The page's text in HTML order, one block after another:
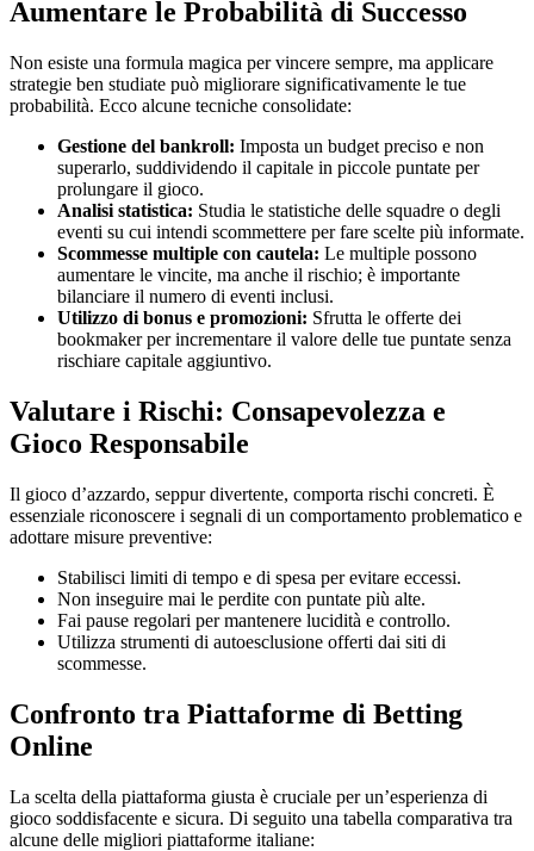
Aumentare le Probabilità di Successo
Non esiste una formula magica per vincere sempre, ma applicare
strategie ben studiate può migliorare significativamente le tue
probabilità. Ecco alcune tecniche consolidate:
Gestione del bankroll: Imposta un budget preciso e non
superarlo, suddividendo il capitale in piccole puntate per
prolungare il gioco.
Analisi statistica: Studia le statistiche delle squadre o degli
eventi su cui intendi scommettere per fare scelte più informate.
Scommesse multiple con cautela: Le multiple possono
aumentare le vincite, ma anche il rischio; è importante
bilanciare il numero di eventi inclusi.
Utilizzo di bonus e promozioni: Sfrutta le offerte dei
bookmaker per incrementare il valore delle tue puntate senza
rischiare capitale aggiuntivo.
Valutare i Rischi: Consapevolezza e
Gioco Responsabile
Il gioco d’azzardo, seppur divertente, comporta rischi concreti. È
essenziale riconoscere i segnali di un comportamento problematico e
adottare misure preventive:
Stabilisci limiti di tempo e di spesa per evitare eccessi.
Non inseguire mai le perdite con puntate più alte.
Fai pause regolari per mantenere lucidità e controllo.
Utilizza strumenti di autoesclusione offerti dai siti di
scommesse.
Confronto tra Piattaforme di Betting
Online
La scelta della piattaforma giusta è cruciale per un’esperienza di
gioco soddisfacente e sicura. Di seguito una tabella comparativa tra
alcune delle migliori piattaforme italiane: